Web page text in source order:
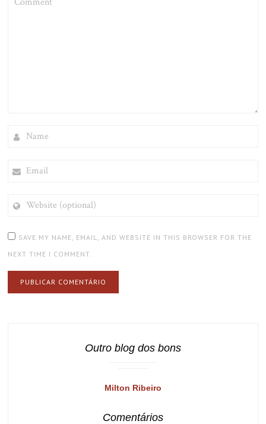
(OPTIONAL)
SAVE MY NAME, EMAIL, AND WEBSITE IN THIS BROWSER FOR THE
NEXT TIME I COMMENT.
Outro blog dos bons
Milton Ribeiro
Comentários